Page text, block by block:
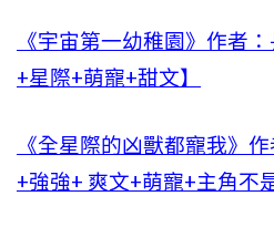
《宇宙第一幼稚園》作者
+星際+萌寵+甜文】
《全星際的凶獸都寵我》
+強強+ 爽文+萌寵+主角不